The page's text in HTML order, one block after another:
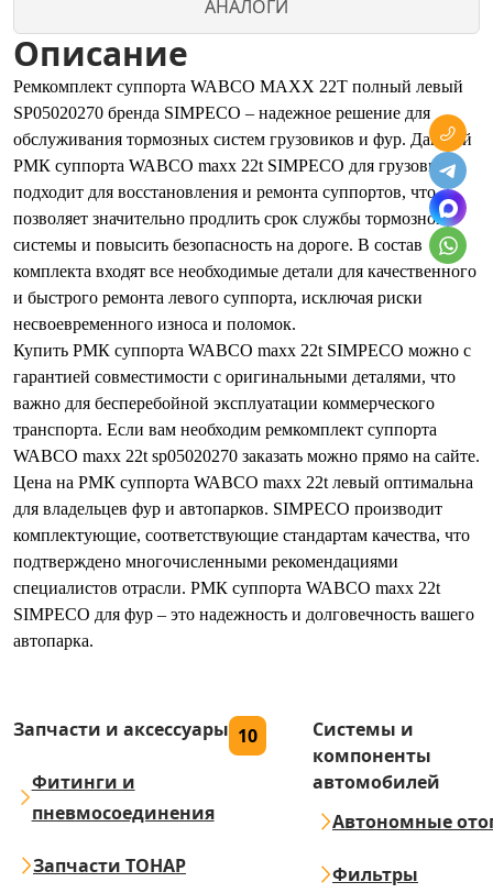
АНАЛОГИ
Описание
Ремкомплект суппорта WABCO MAXX 22T полный левый
SP05020270 бренда SIMPECO – надежное решение для
обслуживания тормозных систем грузовиков и фур. Данный
РМК суппорта WABCO maxx 22t SIMPECO для грузовиков
подходит для восстановления и ремонта суппортов, что
позволяет значительно продлить срок службы тормозной
системы и повысить безопасность на дороге. В состав
комплекта входят все необходимые детали для качественного
и быстрого ремонта левого суппорта, исключая риски
несвоевременного износа и поломок.
Купить РМК суппорта WABCO maxx 22t SIMPECO можно с
гарантией совместимости с оригинальными деталями, что
важно для бесперебойной эксплуатации коммерческого
транспорта. Если вам необходим ремкомплект суппорта
WABCO maxx 22t sp05020270 заказать можно прямо на сайте.
Цена на РМК суппорта WABCO maxx 22t левый оптимальна
для владельцев фур и автопарков. SIMPECO производит
комплектующие, соответствующие стандартам качества, что
подтверждено многочисленными рекомендациями
специалистов отрасли. РМК суппорта WABCO maxx 22t
SIMPECO для фур – это надежность и долговечность вашего
автопарка.
Запчасти и аксессуары 10
Фитинги и
пневмосоединения
Запчасти ТОНАР
Системы и
компоненты
автомобилей
Автономные
Фильтры